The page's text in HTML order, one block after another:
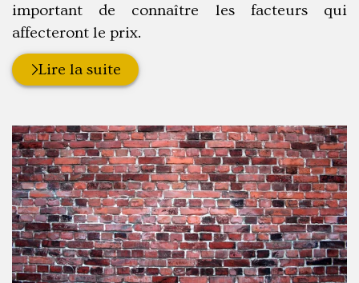
important de connaître les facteurs qui
affecteront le prix.
Lire la suite